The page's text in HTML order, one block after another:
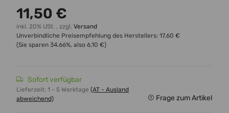
11,50 €
inkl. 20% USt. , zzgl. Versand
Unverbindliche Preisempfehlung des Herstellers: 17,60 €
(Sie sparen 34.66%, also 6,10 €)
Sofort verfügbar
Lieferzeit: 1 - 5 Werktage (AT - Ausland
abweichend)
Frage zum Artikel